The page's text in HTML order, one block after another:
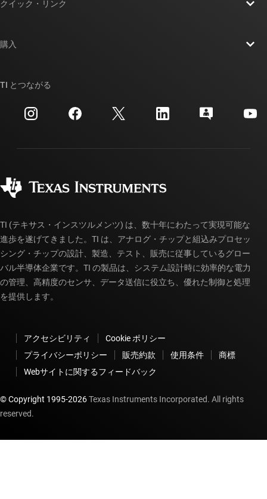
投資家向け情報
製造
クイック・リンク
クロスリファレンス検索
カスタマー・サポート・センター
myTI アカウントの FAQ
購入
ご注文に関する FAQ
TI とつながる
TI (テキサス・インスツルメンツ) は、数十年にわたって実現可能な
進歩を遂げてきました。TI は、アナログ・チップと組込みプロセッ
シング・チップの設計、製造、テスト、販売に従事しているグロー
バル半導体企業です。TI の製品は、システム設計時に効率的な電力
の管理、高精度のセンサ、データ送信に役立ち、優れた制御と処理
を提供します。
アクセシビリティ
Cookie ポリシー
プライバシーポリシー
販売約款 使用条件
商標
Webサイトに関するフィードバック
© Copyright 1995-2026Texas Instruments Incorporated. All rights
reserved.